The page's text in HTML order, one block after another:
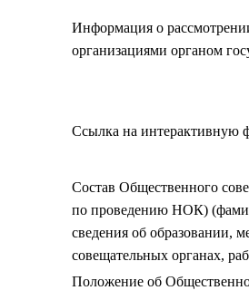
Информация о
организациями органом
Ссылка на интерактивную
Состав Общественного
по проведению НОК)
сведения об образовании,
совещательных органах,
Положение об